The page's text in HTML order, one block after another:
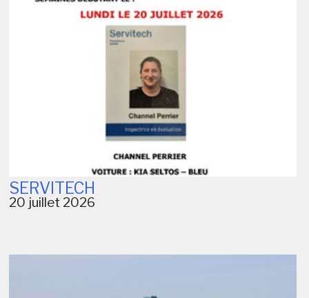
SERVITECH
20 juillet 2026